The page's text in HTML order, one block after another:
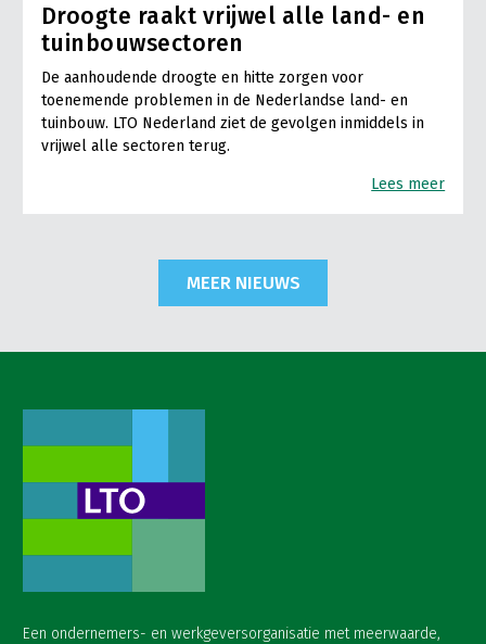
Droogte raakt vrijwel alle land- en
tuinbouwsectoren
De aanhoudende droogte en hitte zorgen voor
toenemende problemen in de Nederlandse land- en
tuinbouw. LTO Nederland ziet de gevolgen inmiddels in
vrijwel alle sectoren terug.
Lees meer
MEER NIEUWS
Een ondernemers- en werkgeversorganisatie met meerwaarde,